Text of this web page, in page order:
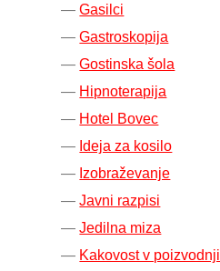
Gasilci
Gastroskopija
Gostinska šola
Hipnoterapija
Hotel Bovec
Ideja za kosilo
Izobraževanje
Javni razpisi
Jedilna miza
Kakovost v poizvodnji